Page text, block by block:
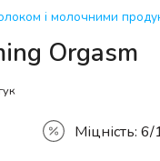
і молочними
Orgasm
Міцність: 6/